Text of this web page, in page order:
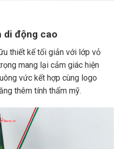
di động cao
thiết kế tối giản với lớp vỏ
mang lại cảm giác hiện
vức kết hợp cùng logo
thêm tính thẩm mỹ.